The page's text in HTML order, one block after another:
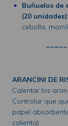
Buñuelos de
(20 unidades):
cebolla,
ARANCINI DE
Calentar los
Controlar que
papel
calienta)